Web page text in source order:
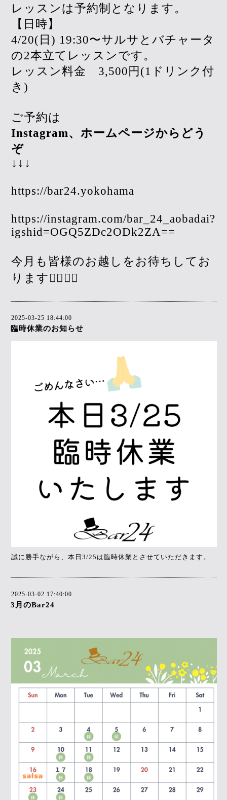
レッスンは予約制となります。
【日時】
4/20(日) 19:30〜サルサとバチャータ
の2本立てレッスンです。
レッスン料金 3,500円(1ドリンク付
き)
ご予約は
Instagram、ホームページからどう
ぞ
↓↓↓
https://bar24.yokohama
https://instagram.com/bar_24_aobadai?
igshid=OGQ5ZDc2ODk2ZA==
今月も皆様のお越しをお待ちしてお
ります🙇‍♀️🙇‍♀️
2025-03-25 18:44:00
臨時休業のお知らせ
誠に勝手ながら、本日3/25は臨時休業とさせていただきます。
2025-03-02 17:40:00
3月のBar24